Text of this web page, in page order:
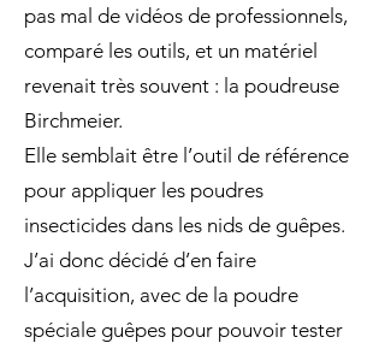
pas mal de vidéos de professionnels,
comparé les outils, et un matériel
revenait très souvent : la poudreuse
Birchmeier.
Elle semblait être l’outil de référence
pour appliquer les poudres
insecticides dans les nids de guêpes.
J’ai donc décidé d’en faire
l’acquisition, avec de la poudre
spéciale guêpes pour pouvoir tester